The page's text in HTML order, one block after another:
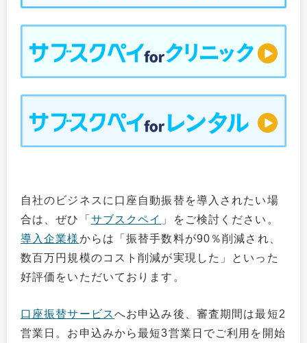
自社のビジネスに口座自動振替を導入されたい場
合は、ぜひ「 サブスクペイ 」をご検討ください。
導入企業様からは「振替手数料が90％削減され、
数百万円規模のコスト削減が実現した」といった
好評価をいただいております。
口座振替サービスへお申込み後、審査期間は最短2
営業日。お申込みから最短3営業日でご利用を開始